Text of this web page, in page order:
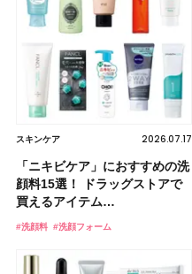
スキンケア 2026.07.17
「ニキビケア」におすすめの洗
顔料15選！ ドラッグストアで
買えるアイテム…
#洗顔料 #洗顔フォーム